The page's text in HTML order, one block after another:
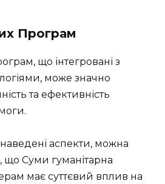
Програм
що інтегровані з
може значно
та ефективність
аспекти, можна
що Суми гуманітарна
має суттєвий вплив на